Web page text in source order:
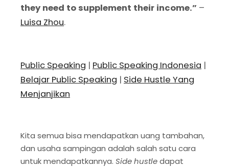
they need to supplement their income.” –
Luisa Zhou.
Public Speaking | Public Speaking Indonesia |
Belajar Public Speaking | Side Hustle Yang
Menjanjikan
Kita semua bisa mendapatkan uang tambahan,
dan usaha sampingan adalah salah satu cara
untuk mendapatkannya. Side hustledapat